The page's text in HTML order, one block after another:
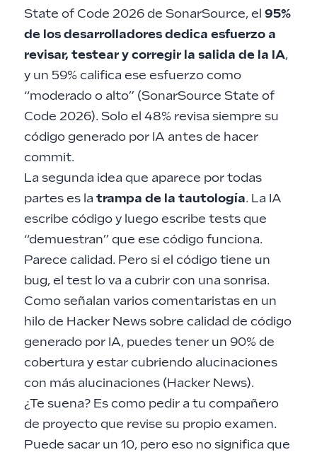
State of Code 2026 de SonarSource, el 95%
de los desarrolladores dedica esfuerzo a
revisar, testear y corregir la salida de la IA,
y un 59% califica ese esfuerzo como
“moderado o alto” (SonarSource State of
Code 2026). Solo el 48% revisa siempre su
código generado por IA antes de hacer
commit.
La segunda idea que aparece por todas
partes es la trampa de la tautología. La IA
escribe código y luego escribe tests que
“demuestran” que ese código funciona.
Parece calidad. Pero si el código tiene un
bug, el test lo va a cubrir con una sonrisa.
Como señalan varios comentaristas en un
hilo de Hacker News sobre calidad de código
generado por IA, puedes tener un 90% de
cobertura y estar cubriendo alucinaciones
con más alucinaciones (Hacker News).
¿Te suena? Es como pedir a tu compañero
de proyecto que revise su propio examen.
Puede sacar un 10, pero eso no significa que